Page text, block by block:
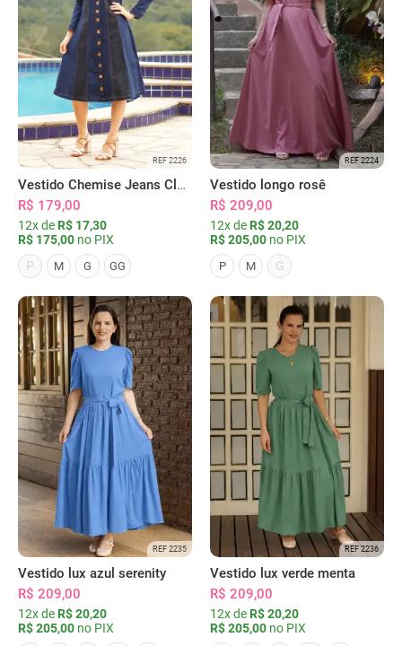
REF 2226
Vestido Chemise Jeans Clássica Serena
R$ 179,00
12x de R$ 17,30
R$ 175,00 no PIX
P
M G GG
REF 2224
Vestido longo rosê
R$ 209,00
12x de R$ 20,20
R$ 205,00 no PIX
P M G
REF 2235
Vestido lux azul serenity
R$ 209,00
12x de R$ 20,20
R$ 205,00 no PIX
REF 2236
Vestido lux verde menta
R$ 209,00
12x de R$ 20,20
R$ 205,00 no PIX